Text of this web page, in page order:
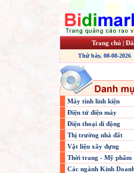
Trang chủ|
Thứ bảy, 08-08-2026
Máy tính linh kiện
Điện tử điện máy
Điện thoại di động
Thị trường nhà đất
Vật liệu xây dựng
Thời trang - Mỹ phẩm
Các ngành Kinh